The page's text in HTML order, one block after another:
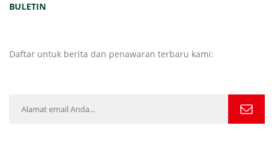
BULETIN
Daftar untuk berita dan penawaran terbaru kami: